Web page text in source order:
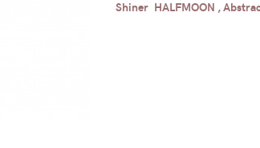
Shiner HALFMOON ,